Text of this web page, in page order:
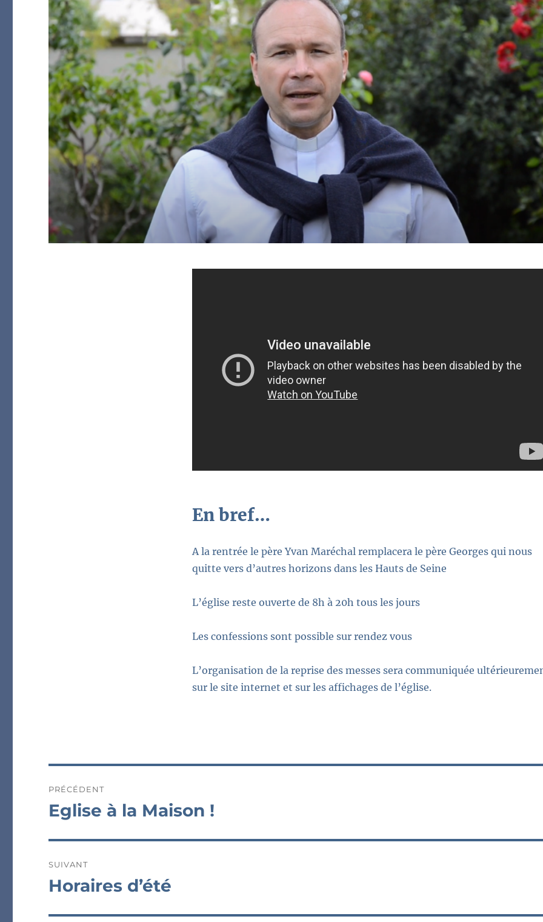
En bref…
A la rentrée le père Yvan Maréchal remplacera le père Georges qui nous
quitte vers d’autres horizons dans les Hauts de Seine
L’église reste ouverte de 8h à 20h tous les jours
Les confessions sont possible sur rendez vous
L’organisation de la reprise des messes sera communiquée
sur le site internet et sur les affichages de l’église.
de
PRÉCÉDENT
Publication
Eglise à la Maison !
SUIVANT
Publication
Horaires d’été